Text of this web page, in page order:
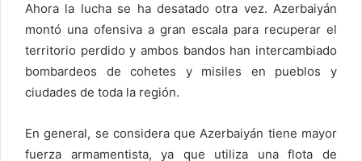
Ahora la lucha se ha desatado otra vez. Azerbaiyán
montó una ofensiva a gran escala para recuperar el
territorio perdido y ambos bandos han intercambiado
bombardeos de cohetes y misiles en pueblos y
ciudades de toda la región.
En general, se considera que Azerbaiyán tiene mayor
fuerza armamentista, ya que utiliza una flota de